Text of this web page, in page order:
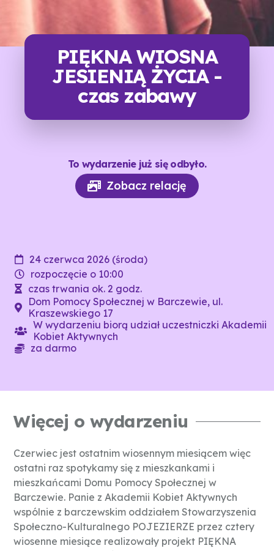
PIĘKNA WIOSNA
JESIENIĄ ŻYCIA -
czas zabawy
To wydarzenie już się odbyło.
Zobacz relację
24 czerwca 2026 (środa)
rozpoczęcie o 10:00
czas trwania ok. 2 godz.
Dom Pomocy Społecznej w Barczewie, ul.
Kraszewskiego 17
W wydarzeniu biorą udział uczestniczki Akademii
Kobiet Aktywnych
za darmo
Więcej o wydarzeniu
Czerwiec jest ostatnim wiosennym miesiącem więc
ostatni raz spotykamy się z mieszkankami i
mieszkańcami Domu Pomocy Społecznej w
Barczewie. Panie z Akademii Kobiet Aktywnych
wspólnie z barczewskim oddziałem Stowarzyszenia
Społeczno-Kulturalnego POJEZIERZE przez cztery
wiosenne miesiące realizowały projekt PIĘKNA